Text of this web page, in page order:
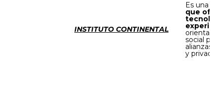
INSTITUTO CONTINENTAL
Es una
que
orientada
social
alianzas
y privadas.